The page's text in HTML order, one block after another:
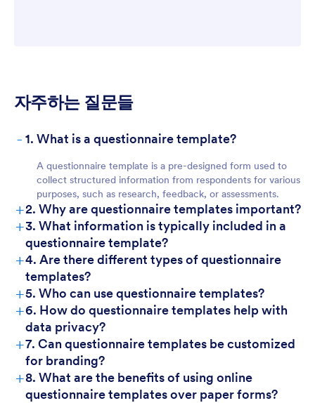
자주하는 질문들
- 1. What is a questionnaire template?
A questionnaire template is a pre-designed form used to
collect structured information from respondents for various
purposes, such as research, feedback, or assessments.
+2. Why are questionnaire templates important?
+3. What information is typically included in a
questionnaire template?
+4. Are there different types of questionnaire
templates?
+5. Who can use questionnaire templates?
+6. How do questionnaire templates help with
data privacy?
+7. Can questionnaire templates be customized
for branding?
+8. What are the benefits of using online
questionnaire templates over paper forms?